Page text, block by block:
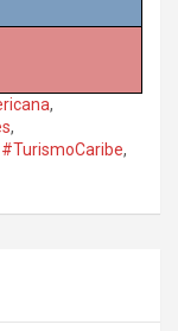
,
,
#TurismoCaribe,